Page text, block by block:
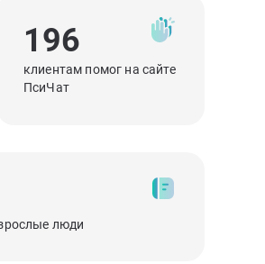
196
клиентам помог на сайте
ПсиЧат
люди